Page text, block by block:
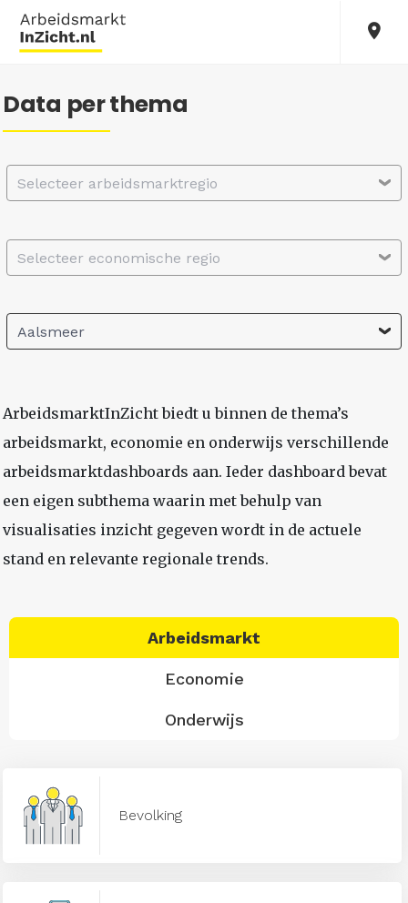
Data per thema
Selecteer arbeidsmarktregio
Selecteer economische regio
Aalsmeer
ArbeidsmarktInZicht biedt u binnen de thema’s
arbeidsmarkt, economie en onderwijs verschillende
arbeidsmarktdashboards aan. Ieder dashboard bevat
een eigen subthema waarin met behulp van
visualisaties inzicht gegeven wordt in de actuele
stand en relevante regionale trends.
Arbeidsmarkt
Economie
Onderwijs
Bevolking